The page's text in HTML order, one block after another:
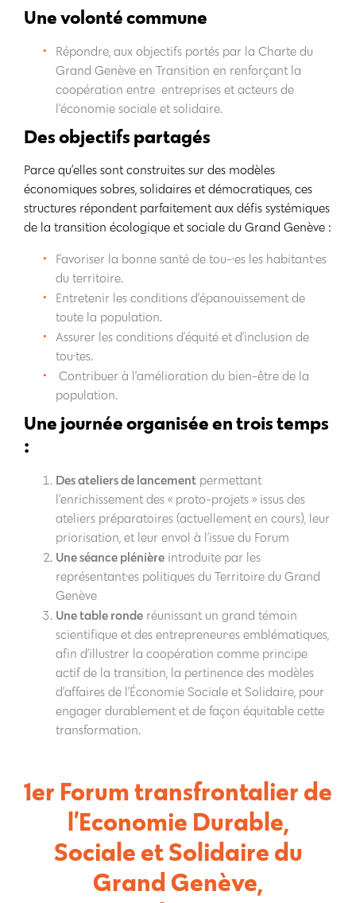
Une volonté commune
Répondre, aux objectifs portés par la Charte du
Grand Genève en Transition en renforçant la
coopération entre entreprises et acteurs de
l’économie sociale et solidaire.
Des objectifs partagés
Parce qu’elles sont construites sur des modèles
économiques sobres, solidaires et démocratiques, ces
structures répondent parfaitement aux défis systémiques
de la transition écologique et sociale du Grand Genève :
Favoriser la bonne santé de tou-·es les habitant·es
du territoire.
Entretenir les conditions d’épanouissement de
toute la population.
Assurer les conditions d’équité et d’inclusion de
tou·tes.
Contribuer à l’amélioration du bien-être de la
population.
Une journée organisée en trois temps
:
Des ateliers de lancement permettant
l’enrichissement des « proto-projets » issus des
ateliers préparatoires (actuellement en cours), leur
priorisation, et leur envol à l’issue du Forum
Une séance plénière introduite par les
représentant·es politiques du Territoire du Grand
Genève
Une table ronde réunissant un grand témoin
scientifique et des entrepreneur·es emblématiques,
afin d’illustrer la coopération comme principe
actif de la transition, la pertinence des modèles
d’affaires de l’Économie Sociale et Solidaire, pour
engager durablement et de façon équitable cette
transformation.
1er Forum transfrontalier de
l’Economie Durable,
Sociale et Solidaire du
Grand Genève,